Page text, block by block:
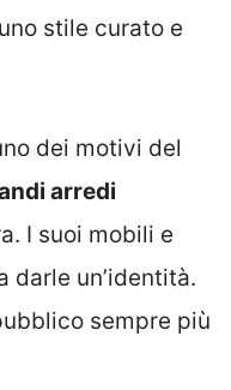
stile curato e
dei motivi del
arredi
I suoi mobili e
darle un’identità.
sempre più